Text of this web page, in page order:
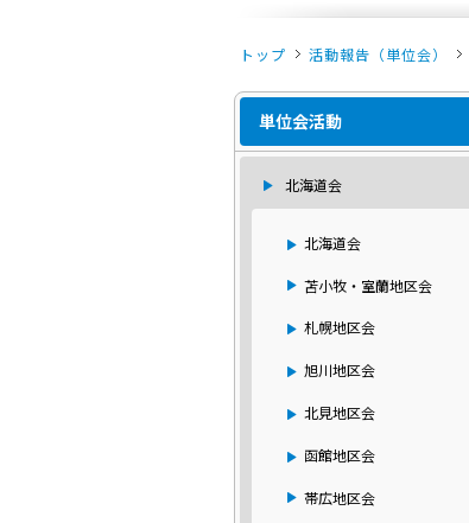
トップ 活動報告（単位会）
単位会活動
北海道会
北海道会
苫小牧・室蘭地区会
札幌地区会
旭川地区会
北見地区会
函館地区会
帯広地区会